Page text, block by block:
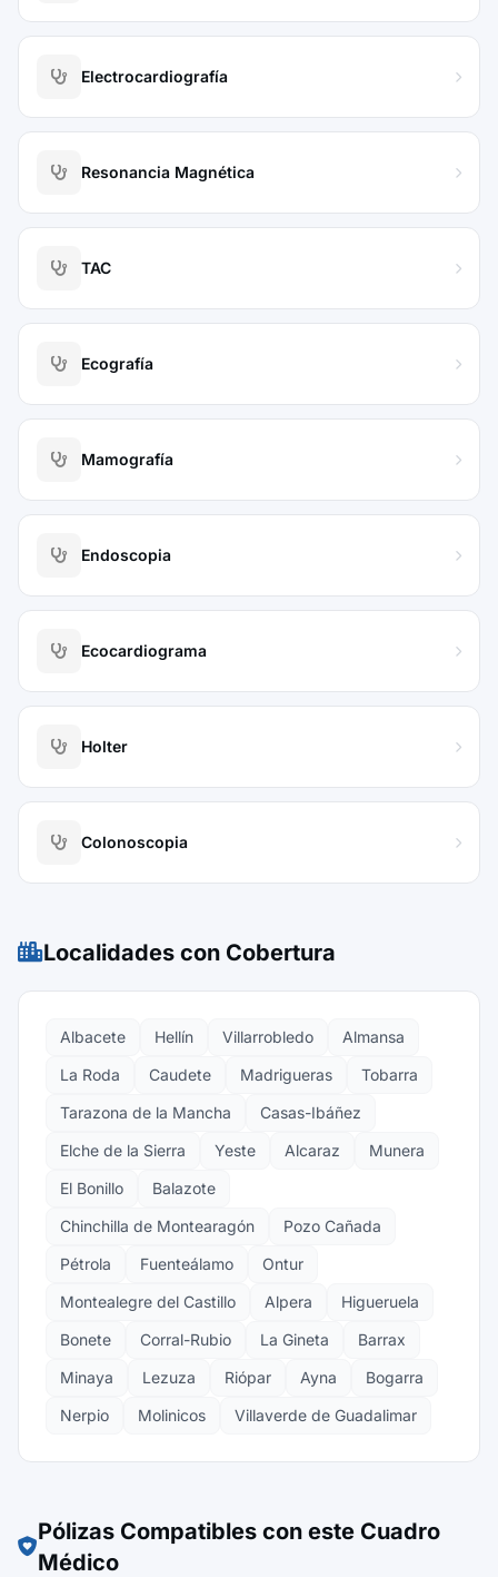
Electrocardiografía
Resonancia Magnética
TAC
Ecografía
Mamografía
Endoscopia
Ecocardiograma
Holter
Colonoscopia
Localidades con Cobertura
Albacete Hellín Villarrobledo
Almansa
La Roda
Caudete Madrigueras
Tobarra
Tarazona de la Mancha
Casas-Ibáñez
Elche de la Sierra
Yeste Alcaraz
Munera
El Bonillo
Balazote
Chinchilla de Montearagón
Pozo Cañada
Pétrola
Fuenteálamo
Ontur
Montealegre del Castillo
Alpera
Higueruela
Bonete
Corral-Rubio La Gineta
Barrax
Minaya
Lezuza Riópar Ayna
Bogarra
Nerpio
Molinicos Villaverde de Guadalimar
Pólizas Compatibles con este Cuadro
Médico